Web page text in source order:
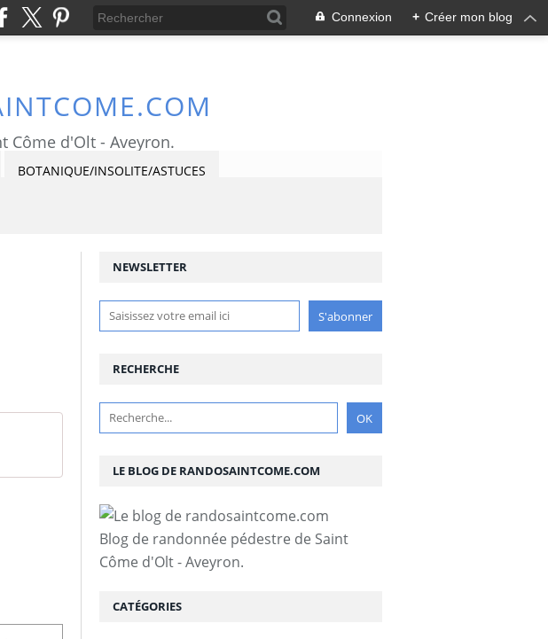
Connexion + Créer mon blog
Côme d'Olt - Aveyron.
BOTANIQUE/INSOLITE/ASTUCES
NEWSLETTER
RECHERCHE
LE BLOG DE RANDOSAINTCOME.COM
Blog de randonnée pédestre de Saint
Côme d'Olt - Aveyron.
CATÉGORIES